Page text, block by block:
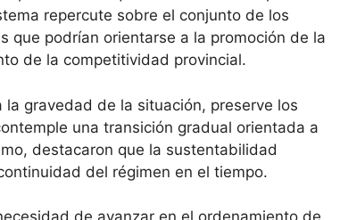
repercute sobre el conjunto de los
que podrían orientarse a la promoción de la
de la competitividad provincial.
gravedad de la situación, preserve los
una transición gradual orientada a
destacaron que la sustentabilidad
del régimen en el tiempo.